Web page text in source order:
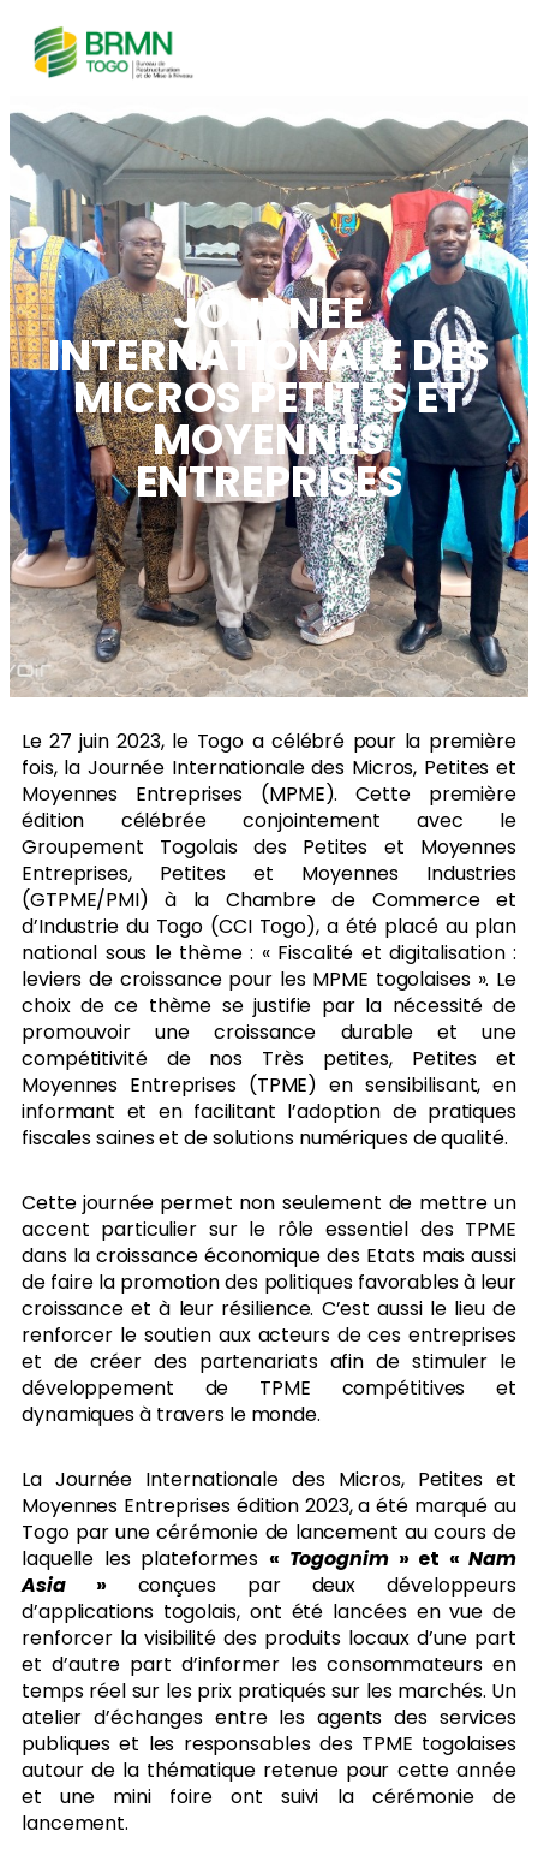
JOURNEE
INTERNATIONALE DES
MICROS PETITES ET
MOYENNES
ENTREPRISES
Le 27 juin 2023, le Togo a célébré pour la première
fois, la Journée Internationale des Micros, Petites et
Moyennes Entreprises (MPME). Cette première
édition célébrée conjointement avec le
Groupement Togolais des Petites et Moyennes
Entreprises, Petites et Moyennes Industries
(GTPME/PMI) à la Chambre de Commerce et
d’Industrie du Togo (CCI Togo), a été placé au plan
national sous le thème : « Fiscalité et digitalisation :
leviers de croissance pour les MPME togolaises ». Le
choix de ce thème se justifie par la nécessité de
promouvoir une croissance durable et une
compétitivité de nos Très petites, Petites et
Moyennes Entreprises (TPME) en sensibilisant, en
informant et en facilitant l’adoption de pratiques
fiscales saines et de solutions numériques de qualité.
Cette journée permet non seulement de mettre un
accent particulier sur le rôle essentiel des TPME
dans la croissance économique des Etats mais aussi
de faire la promotion des politiques favorables à leur
croissance et à leur résilience. C’est aussi le lieu de
renforcer le soutien aux acteurs de ces entreprises
et de créer des partenariats afin de stimuler le
développement de TPME compétitives et
dynamiques à travers le monde.
La Journée Internationale des Micros, Petites et
Moyennes Entreprises édition 2023, a été marqué au
Togo par une cérémonie de lancement au cours de
laquelle les plateformes « Togognim» et «Nam
Asia» conçues par deux développeurs
d’applications togolais, ont été lancées en vue de
renforcer la visibilité des produits locaux d’une part
et d’autre part d’informer les consommateurs en
temps réel sur les prix pratiqués sur les marchés. Un
atelier d’échanges entre les agents des services
publiques et les responsables des TPME togolaises
autour de la thématique retenue pour cette année
et une mini foire ont suivi la cérémonie de
lancement.